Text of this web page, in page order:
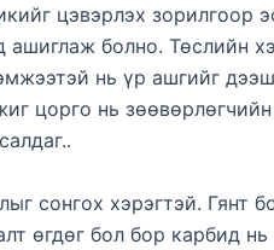
цэвэрлэх зорилгоор
ашиглаж болно. Төслийн
нь үр ашгийг
цорго нь
сонгох хэрэгтэй. Гянт
өгдөг бол бор карбид